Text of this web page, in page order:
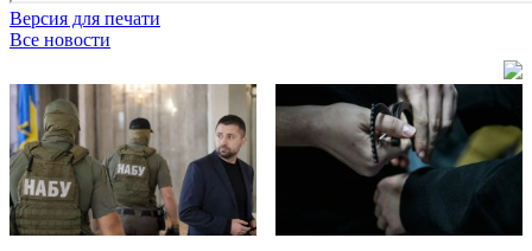
Версия для печати
Все новости